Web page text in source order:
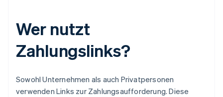
Wer nutzt
Zahlungslinks?
Sowohl Unternehmen als auch Privatpersonen
verwenden Links zur Zahlungsaufforderung. Diese